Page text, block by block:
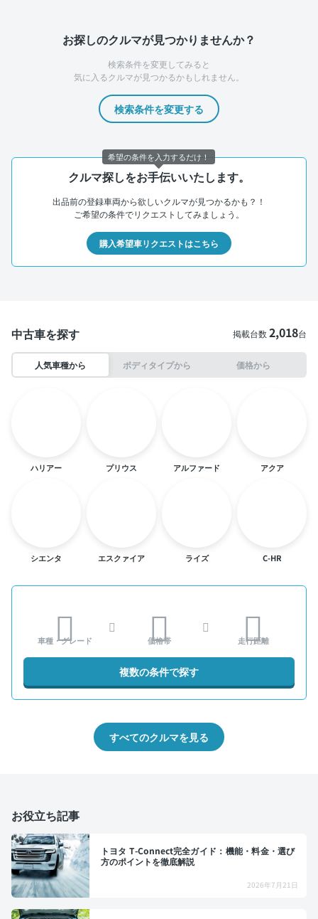
お探しのクルマが見つかりませんか？
検索条件を変更してみると
気に入るクルマが見つかるかもしれません。
検索条件を変更する
クルマ探しをお手伝いいたします。
出品前の登録車両から欲しいクルマが見つかるかも？！
ご希望の条件でリクエストしてみましょう。
購入希望車リクエストはこちら
中古車を探す 掲載台数2,018台
人気車種から ボディタイプから 価格から
ハリアー プリウス アルファード アクア
シエンタ エスクァイア ライズ C-HR
車種・グレード 価格帯 走行距離
複数の条件で探す
すべてのクルマを見る
お役立ち記事
トヨタ T-Connect完全ガイド：機能・料金・選び
方のポイントを徹底解説
2026年7月21日
希望の条件を入力するだけ！